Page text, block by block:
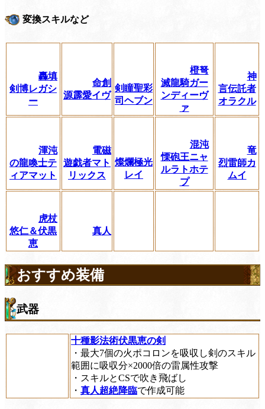
変換スキルなど
轟填
剣博レガシ
ー
命創
源霹愛イヴ
剣瞳聖彩
司ヘブン
橙弩
滅龍騎ガー
ンディーヴ
ァ
神
言伝託者
オラクル
渾沌
の龍喚士テ
ィアマット
電磁
遊戯者マト
リックス
燦爛極光
レイ
混沌
慄砲王ニャ
ルラトホテ
プ
竜
烈雷師カ
ムイ
虎杖
悠仁＆伏黒
恵
真人
おすすめ装備
武器
十種影法術伏黒恵の剣
・最大7個の火ポコロンを吸収し剣のスキル
範囲に吸収分×2000倍の雷属性攻撃
・スキルとCSで吹き飛ばし
・ 真人超絶降臨で作成可能